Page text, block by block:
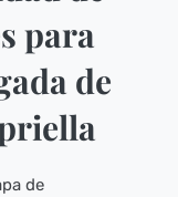
para
de
de